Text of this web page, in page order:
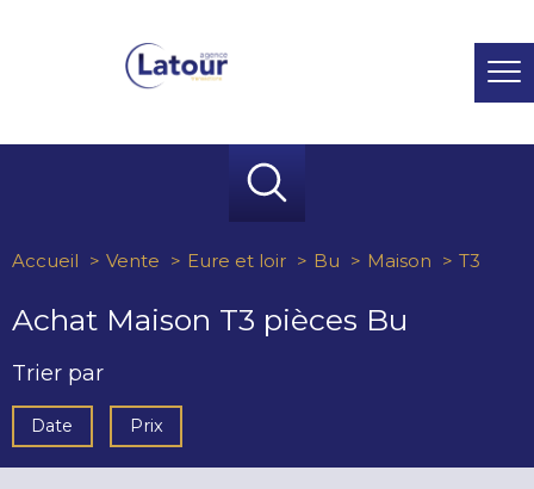
Accueil Vente Eure et loir Bu Maison T3
Achat Maison T3 pièces Bu
Trier par
Date Prix